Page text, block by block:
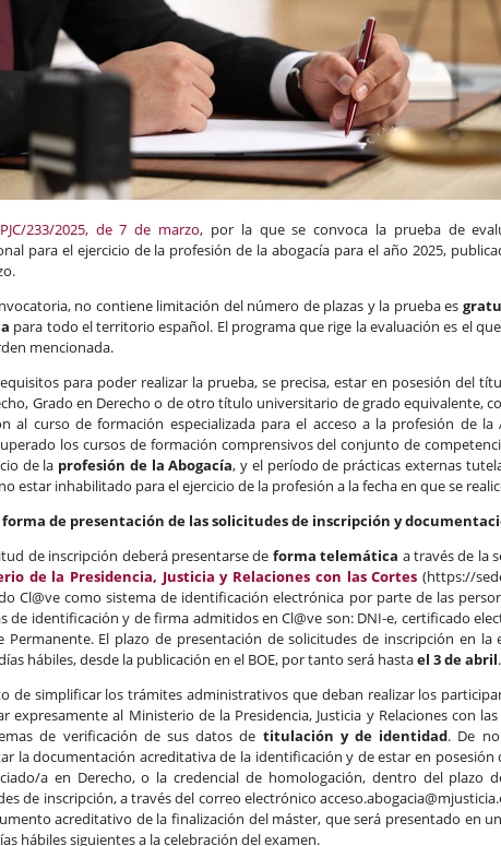
233/2025, de 7 de marzo, por la que se convoca la prueba de
para el ejercicio de la profesión de la abogacía para el año 2025,
no contiene limitación del número de plazas y la prueba es
para todo el territorio español. El programa que rige la evaluación es el
mencionada.
para poder realizar la prueba, se precisa, estar en posesión del
Grado en Derecho o de otro título universitario de grado equivalente,
al curso de formación especializada para el acceso a la profesión de la
los cursos de formación comprensivos del conjunto de
de la profesión de la Abogacía, y el período de prácticas externas
estar inhabilitado para el ejercicio de la profesión a la fecha en que se
forma de presentación de las solicitudes de inscripción y
de inscripción deberá presentarse de forma telemática a través de la
de la Presidencia, Justicia y Relaciones con las Cortes (https://
Cl@ve como sistema de identificación electrónica por parte de las
de identificación y de firma admitidos en Cl@ve son: DNI-e, certificado
Permanente. El plazo de presentación de solicitudes de inscripción en la
hábiles, desde la publicación en el BOE, por tanto será hastael 3 de abril.
de simplificar los trámites administrativos que deban realizar los
expresamente al Ministerio de la Presidencia, Justicia y Relaciones con
de verificación de sus datos de titulación y de identidad. De
la documentación acreditativa de la identificación y de estar en posesión
a en Derecho, o la credencial de homologación, dentro del plazo
de inscripción, a través del correo electrónico
acreditativo de la finalización del máster, que será presentado en
hábiles siguientes a la celebración del examen.